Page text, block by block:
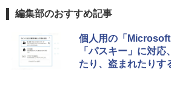
編集部のおすすめ記事
個人用の「
「パスキー」に対
たり、盗まれたりす